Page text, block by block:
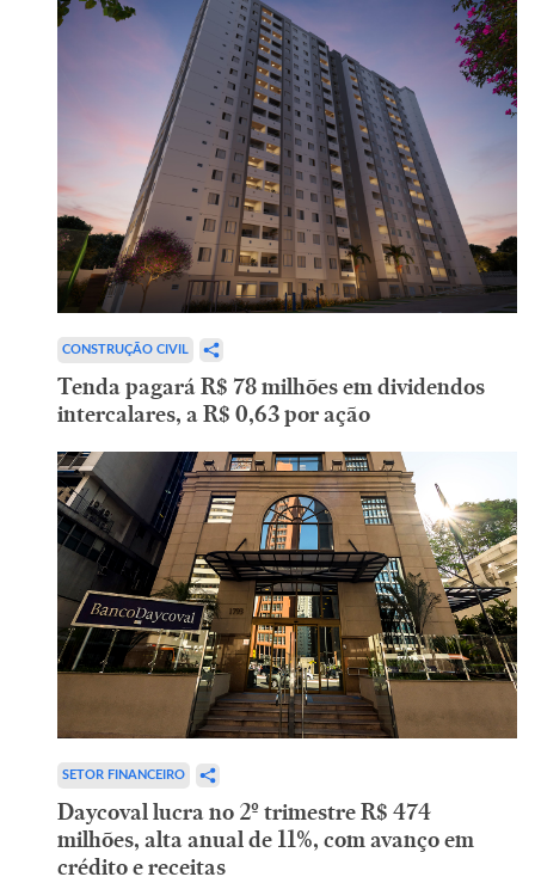
CONSTRUÇÃO CIVIL
Tenda pagará R$ 78 milhões em dividendos
intercalares, a R$ 0,63 por ação
SETOR FINANCEIRO
Daycoval lucra no 2º trimestre R$ 474
milhões, alta anual de 11%, com avanço em
crédito e receitas